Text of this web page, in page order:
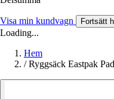
Visa min kundvagn Fortsätt
Loading...
Hem
/ Ryggsäck Eastpak